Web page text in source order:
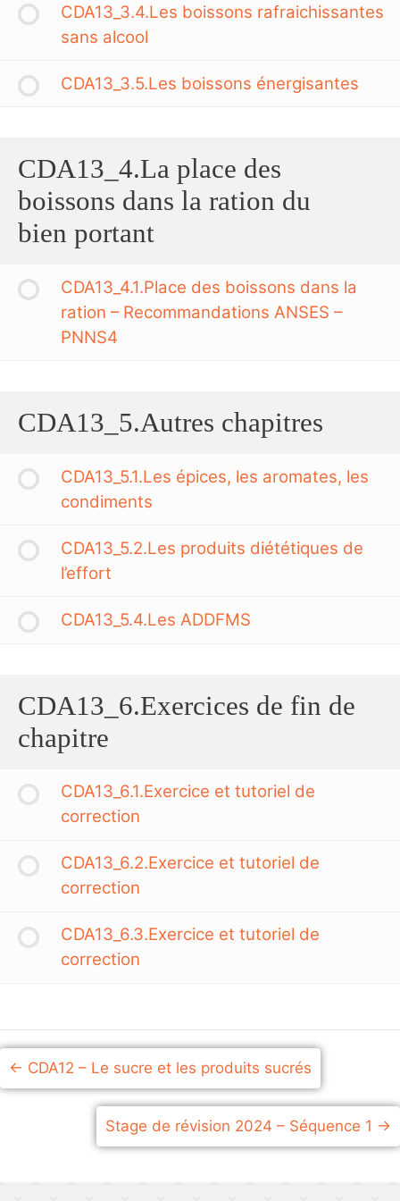
CDA13_3.4.Les boissons rafraichissantes
sans alcool
CDA13_3.5.Les boissons énergisantes
CDA13_4.La place des
boissons dans la ration du
bien portant
CDA13_4.1.Place des boissons dans la
ration – Recommandations ANSES –
PNNS4
CDA13_5.Autres chapitres
CDA13_5.1.Les épices, les aromates, les
condiments
CDA13_5.2.Les produits diététiques de
l’effort
CDA13_5.4.Les ADDFMS
CDA13_6.Exercices de fin de
chapitre
CDA13_6.1.Exercice et tutoriel de
correction
CDA13_6.2.Exercice et tutoriel de
correction
CDA13_6.3.Exercice et tutoriel de
correction
CDA12 – Le sucre et les produits sucrés
Stage de révision 2024 – Séquence 1